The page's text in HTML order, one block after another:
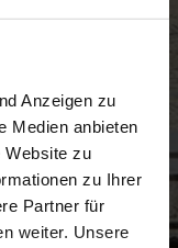
Anzeigen zu
Medien anbieten
Website zu
zu Ihrer
Partner für
weiter. Unsere